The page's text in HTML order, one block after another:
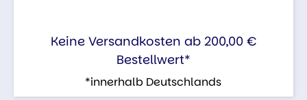
Keine Versandkosten ab 200,00 €
Bestellwert*
*innerhalb Deutschlands